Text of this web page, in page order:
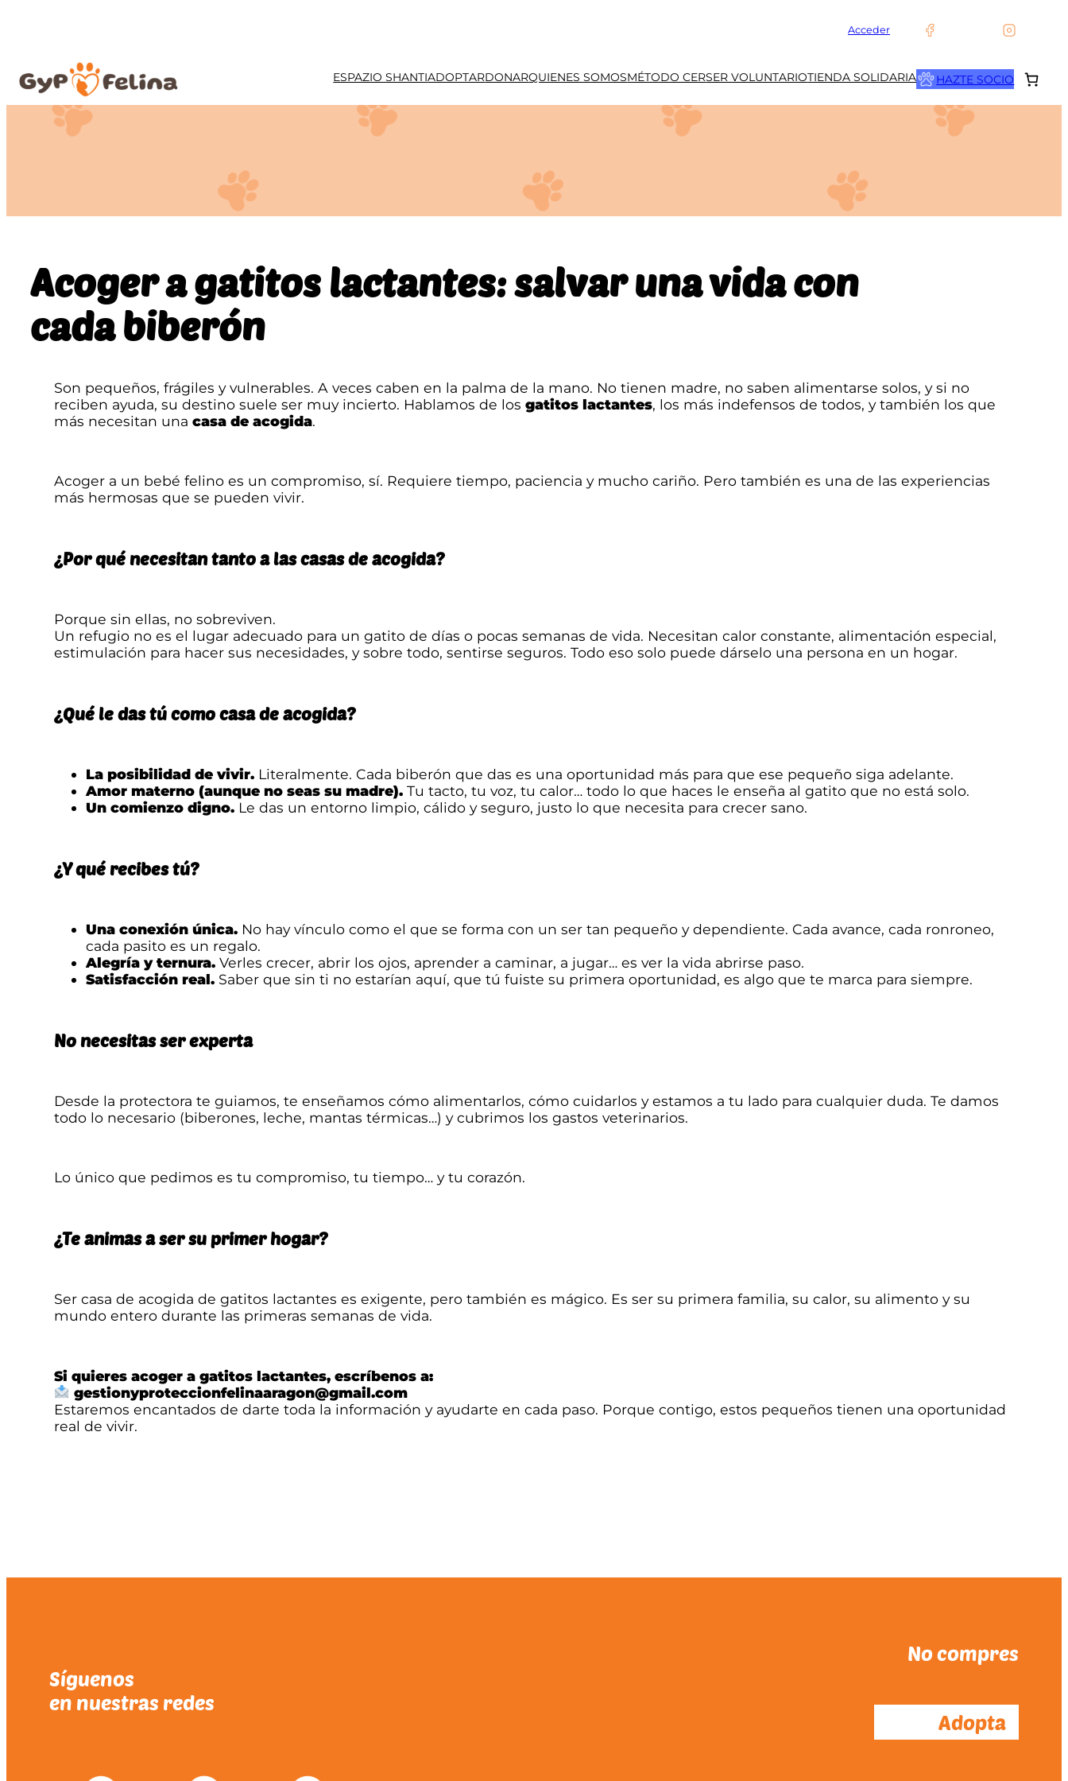
Acceder
ESPAZIO SHANTIADOPTARDONARQUIENES SOMOSMÉTODO CERSER VOLUNTARIOTIENDA SOLIDARIA HAZTE SOCIO
Acoger a gatitos lactantes: salvar una vida con
cada biberón
Son pequeños, frágiles y vulnerables. A veces caben en la palma de la mano. No tienen madre, no saben alimentarse solos, y si no
reciben ayuda, su destino suele ser muy incierto. Hablamos de los gatitos lactantes, los más indefensos de todos, y también los que
más necesitan una casa de acogida.
Acoger a un bebé felino es un compromiso, sí. Requiere tiempo, paciencia y mucho cariño. Pero también es una de las experiencias
más hermosas que se pueden vivir.
¿Por qué necesitan tanto a las casas de acogida?
Porque sin ellas, no sobreviven.
Un refugio no es el lugar adecuado para un gatito de días o pocas semanas de vida. Necesitan calor constante, alimentación especial,
estimulación para hacer sus necesidades, y sobre todo, sentirse seguros. Todo eso solo puede dárselo una persona en un hogar.
¿Qué le das tú como casa de acogida?
La posibilidad de vivir. Literalmente. Cada biberón que das es una oportunidad más para que ese pequeño siga adelante.
Amor materno (aunque no seas su madre). Tu tacto, tu voz, tu calor… todo lo que haces le enseña al gatito que no está solo.
Un comienzo digno. Le das un entorno limpio, cálido y seguro, justo lo que necesita para crecer sano.
¿Y qué recibes tú?
Una conexión única. No hay vínculo como el que se forma con un ser tan pequeño y dependiente. Cada avance, cada ronroneo,
cada pasito es un regalo.
Alegría y ternura. Verles crecer, abrir los ojos, aprender a caminar, a jugar… es ver la vida abrirse paso.
Satisfacción real. Saber que sin ti no estarían aquí, que tú fuiste su primera oportunidad, es algo que te marca para siempre.
No necesitas ser experta
Desde la protectora te guiamos, te enseñamos cómo alimentarlos, cómo cuidarlos y estamos a tu lado para cualquier duda. Te damos
todo lo necesario (biberones, leche, mantas térmicas…) y cubrimos los gastos veterinarios.
Lo único que pedimos es tu compromiso, tu tiempo… y tu corazón.
¿Te animas a ser su primer hogar?
Ser casa de acogida de gatitos lactantes es exigente, pero también es mágico. Es ser su primera familia, su calor, su alimento y su
mundo entero durante las primeras semanas de vida.
Si quieres acoger a gatitos lactantes, escríbenos a:
gestionyproteccionfelinaaragon@gmail.com
Estaremos encantados de darte toda la información y ayudarte en cada paso. Porque contigo, estos pequeños tienen una oportunidad
real de vivir.
Síguenos
en nuestras redes
No compres
Adopta